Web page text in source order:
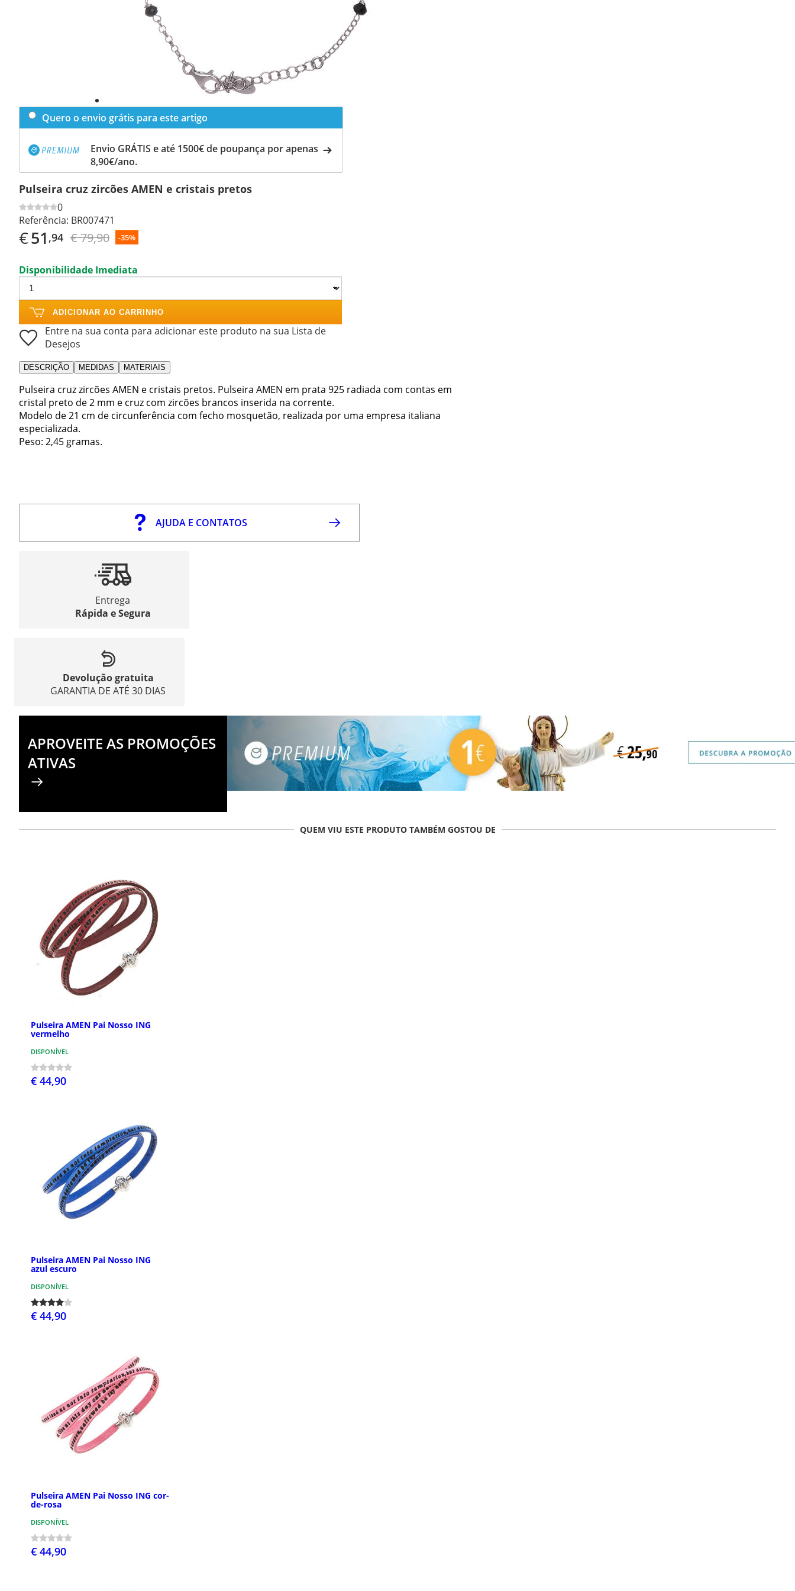
Quero o envio grátis para este artigo
Envio GRÁTIS e até 1500€ de poupança por apenas
8,90€/ano.
Pulseira cruz zircões AMEN e cristais pretos
0
Referência: BR007471
€51 ,94 € 79,90 -35%
Disponibilidade Imediata
ADICIONAR AO CARRINHO
Entre na sua conta para adicionar este produto na sua Lista de
Desejos
DESCRIÇÃO MEDIDAS MATERIAIS
Pulseira cruz zircões AMEN e cristais pretos. Pulseira AMEN em prata 925 radiada com contas em
cristal preto de 2 mm e cruz com zircões brancos inserida na corrente.
Modelo de 21 cm de circunferência com fecho mosquetão, realizada por uma empresa italiana
especializada.
Peso: 2,45 gramas.
AJUDA E CONTATOS
Entrega
Rápida e Segura
Devolução gratuita
GARANTIA DE ATÉ 30 DIAS
APROVEITE AS PROMOÇÕES
ATIVAS
QUEM VIU ESTE PRODUTO TAMBÉM GOSTOU DE
Pulseira AMEN Pai Nosso ING
vermelho
DISPONÍVEL
€ 44,90
Pulseira AMEN Pai Nosso ING
azul escuro
DISPONÍVEL
€ 44,90
Pulseira AMEN Pai Nosso ING cor-
de-rosa
DISPONÍVEL
€ 44,90